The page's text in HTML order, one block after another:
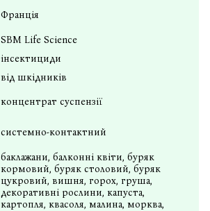
Франція
SBM Life Science
інсектициди
від шкідників
концентрат суспензії
системно-контактний
баклажани, балконні квіти, буряк
кормовий, буряк столовий, буряк
цукровий, вишня, горох, груша,
декоративні рослини, капуста,
картопля, квасоля, малина, морква,